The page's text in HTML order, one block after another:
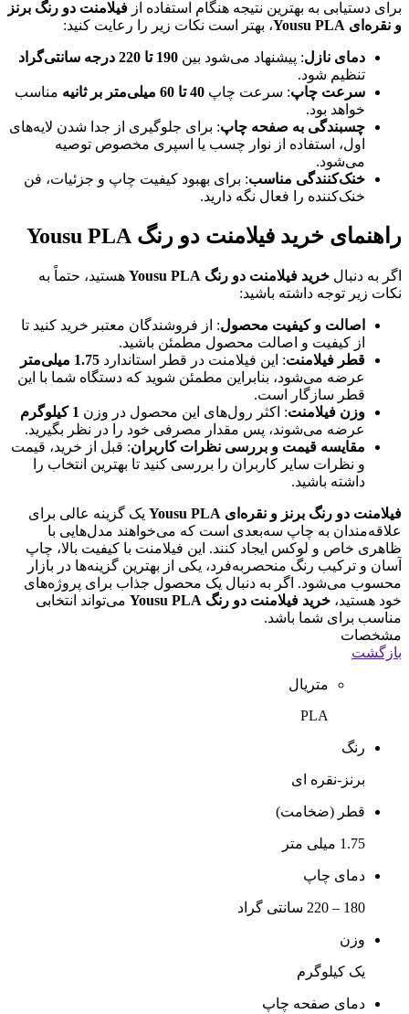
برای دستیابی به بهترین نتیجه هنگام استفاده از فیلامنت دو رنگ برنز
و نقره‌ای Yousu PLA
، بهتر است نکات زیر را رعایت کنید:
دمای نازل: پیشنهاد می‌شود بین 190 تا 220 درجه سانتی‌گراد
تنظیم شود.
سرعت چاپ: سرعت چاپ 40 تا 60 میلی‌متر بر ثانیه
مناسب
خواهد بود.
چسبندگی به صفحه چاپ: برای جلوگیری از جدا شدن لایه‌های
اول، استفاده از نوار چسب یا اسپری مخصوص توصیه
می‌شود.
خنک‌کنندگی مناسب: برای بهبود کیفیت چاپ و جزئیات، فن
خنک‌کننده را فعال نگه دارید.
راهنمای خرید فیلامنت دو رنگ Yousu PLA
اگر به دنبال خرید فیلامنت دو رنگ Yousu PLA
هستید، حتماً به
نکات زیر توجه داشته باشید:
اصالت و کیفیت محصول: از فروشندگان معتبر خرید کنید تا
از کیفیت و اصالت محصول مطمئن باشید.
قطر فیلامنت: این فیلامنت در قطر استاندارد 1.75 میلی‌متر
عرضه می‌شود، بنابراین مطمئن شوید که دستگاه شما با این
قطر سازگار است.
وزن فیلامنت: اکثر رول‌های این محصول در وزن 1 کیلوگرم
عرضه می‌شوند، پس مقدار مصرفی خود را در نظر بگیرید.
مقایسه قیمت و بررسی نظرات کاربران: قبل از خرید، قیمت
و نظرات سایر کاربران را بررسی کنید تا بهترین انتخاب را
داشته باشید.
فیلامنت دو رنگ برنز و نقره‌ای Yousu PLA
یک گزینه عالی برای
علاقه‌مندان به چاپ سه‌بعدی است که می‌خواهند مدل‌هایی با
ظاهری خاص و لوکس ایجاد کنند. این فیلامنت با کیفیت بالا، چاپ
آسان و ترکیب رنگ منحصربه‌فرد، یکی از بهترین گزینه‌ها در بازار
محسوب می‌شود. اگر به دنبال یک محصول جذاب برای پروژه‌های
خود هستید، خرید فیلامنت دو رنگ Yousu PLA
می‌تواند انتخابی
مناسب برای شما باشد.
مشخصات
بازگشت
متریال
PLA
رنگ
برنز-نقره ای
قطر (ضخامت)
1.75 میلی متر
دمای چاپ
180 – 220 سانتی گراد
وزن
یک کیلوگرم
دمای صفحه چاپ